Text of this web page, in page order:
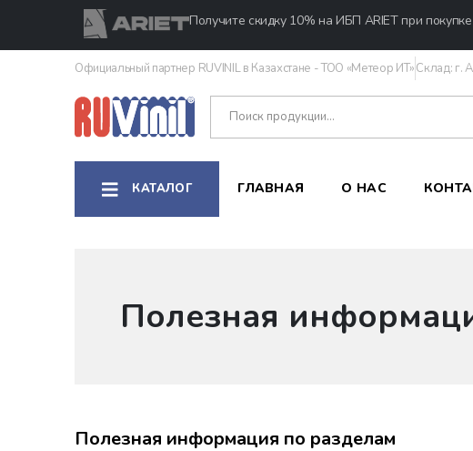
Получите скидку 10% на ИБП ARIET при
Официальный партнер RUVINIL в Казахстане - ТОО «Метеор ИТ»Склад: г.
КАТАЛОГ ГЛАВНАЯ О НАС
Полезная информац
Полезная информация по разделам